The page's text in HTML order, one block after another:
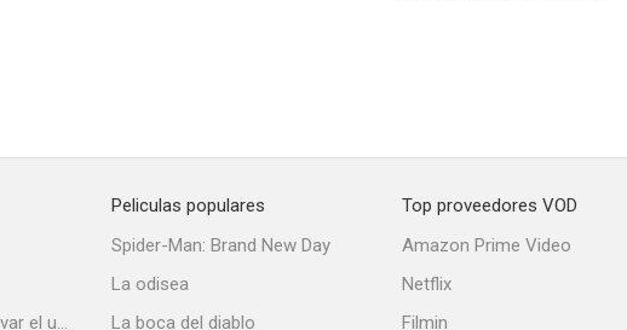
Stuart no consigue salvar el universo
Peliculas populares
Spider-Man: Brand New Day
La odisea
La boca del diablo
Top proveedores VOD
Amazon Prime Video
Netflix
Filmin